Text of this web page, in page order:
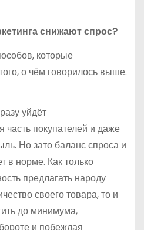
снижают спрос?
которые
о чём говорилось выше.
уйдёт
часть покупателей и даже
Но зато баланс спроса и
в норме. Как только
предлагать народу
своего товара, то и
до минимума,
и побеждая